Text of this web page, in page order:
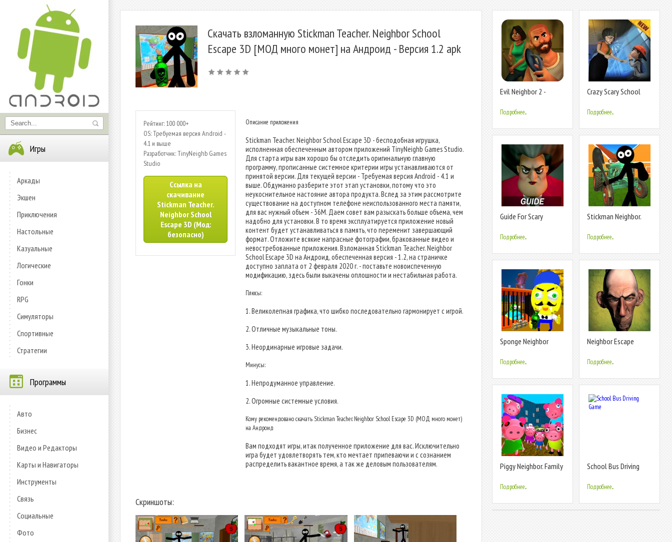
Игры
Аркады
Экшен
Приключения
Настольные
Казуальные
Логические
Гонки
RPG
Симуляторы
Спортивные
Стратегии
Программы
Авто
Бизнес
Видео и Редакторы
Карты и Навигаторы
Инструменты
Связь
Социальные
Фото
Скачать взломанную Stickman Teacher. Neighbor School
Escape 3D [МОД много монет] на Андроид - Версия 1.2 apk
Рейтинг: 100 000+
OS: Требуемая версия Android -
4.1 и выше
Разработчик: TinyNeighb Games
Studio
Ссылка на
скачивание
Stickman Teacher.
Neighbor School
Escape 3D (Мод:
безопасно)
Описание приложения
Stickman Teacher. Neighbor School Escape 3D - бесподобная игрушка,
исполненная обеспеченным автором приложений TinyNeighb Games Studio.
Для старта игры вам хорошо бы отследить оригинальную главную
программу, прописанные системное критерии игры устанавливаются от
принятой версии. Для текущей версии - Требуемая версия Android - 4.1 и
выше. Обдуманно разберите этот этап установки, потому что это
неукоснительное настояние автора продукта. Вслед за этим рассмотрите
существование на доступном телефоне неиспользованного места памяти,
для вас нужный объем - 36M. Даем совет вам разыскать больше объема, чем
надобно для установки. В то время эксплуатируется приложение новый
контент будет устанавливаться в память, что переменит завершающий
формат. Отложите всякие напрасные фотографии, бракованные видео и
невостребованные приложения. Взломанная Stickman Teacher. Neighbor
School Escape 3D на Андроид, обеспеченная версия - 1.2, на страничке
доступно заплата от 2 февраля 2020 г. - поставьте новоиспеченную
модификацию, здесь были выкачены оплошности и нестабильная работа.
Плюсы:
1. Великолепная графика, что шибко последовательно гармонирует с игрой.
2. Отличные музыкальные тоны.
3. Неординарные игровые задачи.
Минусы:
1. Непродуманное управление.
2. Огромные системные условия.
Кому рекомендовано скачать Stickman Teacher. Neighbor School Escape 3D (МОД много монет)
на Андроид
Вам подходят игры, итак полученное приложение для вас. Исключительно
игра будет удовлетворять тем, кто мечтает припеваючи и с сознанием
распределить вакантное время, а так же деловым пользователям.
Скриншоты:
Evil Neighbor 2 -
Подробнее...
Crazy Scary School
Teacher 3D
Подробнее...
Guide For Scary
Teacher(Unofficial)
Подробнее...
Stickman Neighbor.
Подробнее...
Sponge Neighbor
Подробнее...
Neighbor Escape
Подробнее...
Piggy Neighbor. Family
Подробнее...
School Bus Driving
Подробнее...